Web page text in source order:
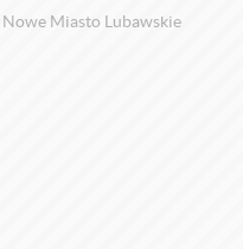
Miasto Lubawskie